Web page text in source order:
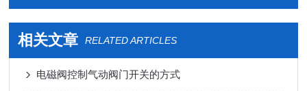
相关文章 RELATED ARTICLES
电磁阀控制气动阀门开关的方式